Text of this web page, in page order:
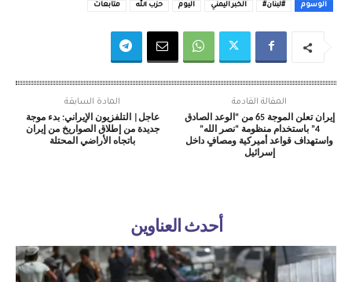
الوسوم #لبنان# الخبر اليمني اليوم حزب الله متابعات
المادة السابقة
عاجل| التلفزيون الإيراني: بدء موجة
جديدة من إطلاق الصواريخ من إيران
باتجاه الأراضي المحتلة
المقالة القادمة
إيران تعلن الموجة 65 من “الوعد الصادق
4” باستخدام منظومة “نصر الله”
واستهداف قواعد أميركية ومصافٍ داخل
إسرائيل
أحدث العناوين